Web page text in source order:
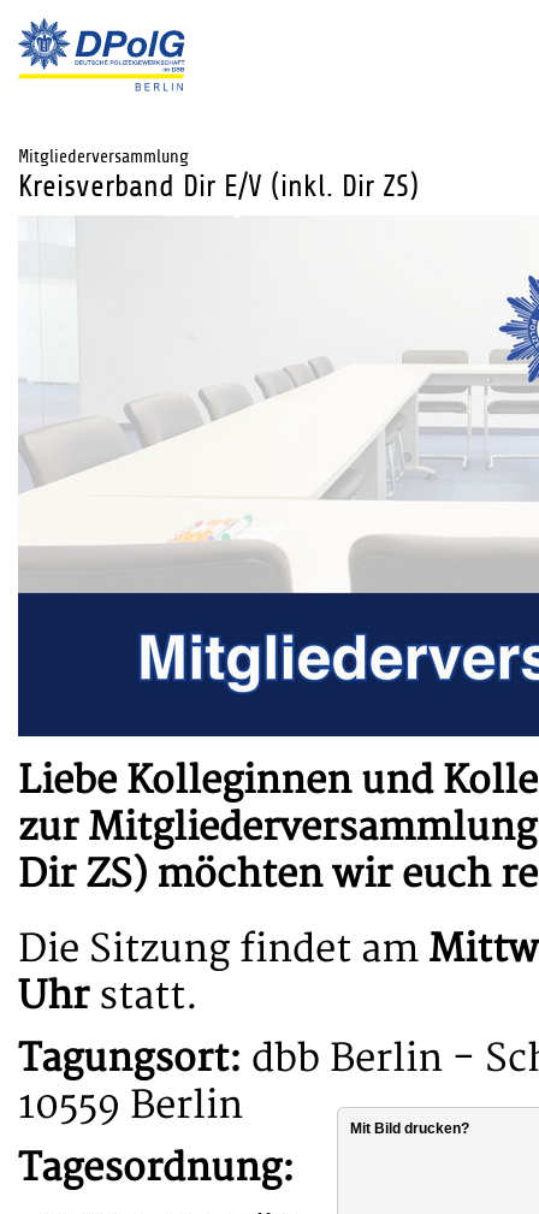
Mitgliederversammlung
Kreisverband Dir E/V (inkl. Dir ZS)
Liebe Kolleginnen und
zur
Dir ZS) möchten wir euch
Die Sitzung findet am
Uhr statt.
Tagungsort: dbb Berlin -
10559 Berlin
Tagesordnung:
Mit Bild drucken?